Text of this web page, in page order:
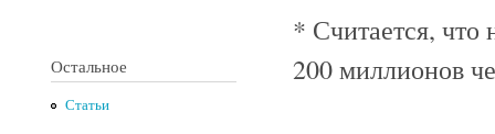
Остальное
Статьи
* Считается, что
200 миллионов